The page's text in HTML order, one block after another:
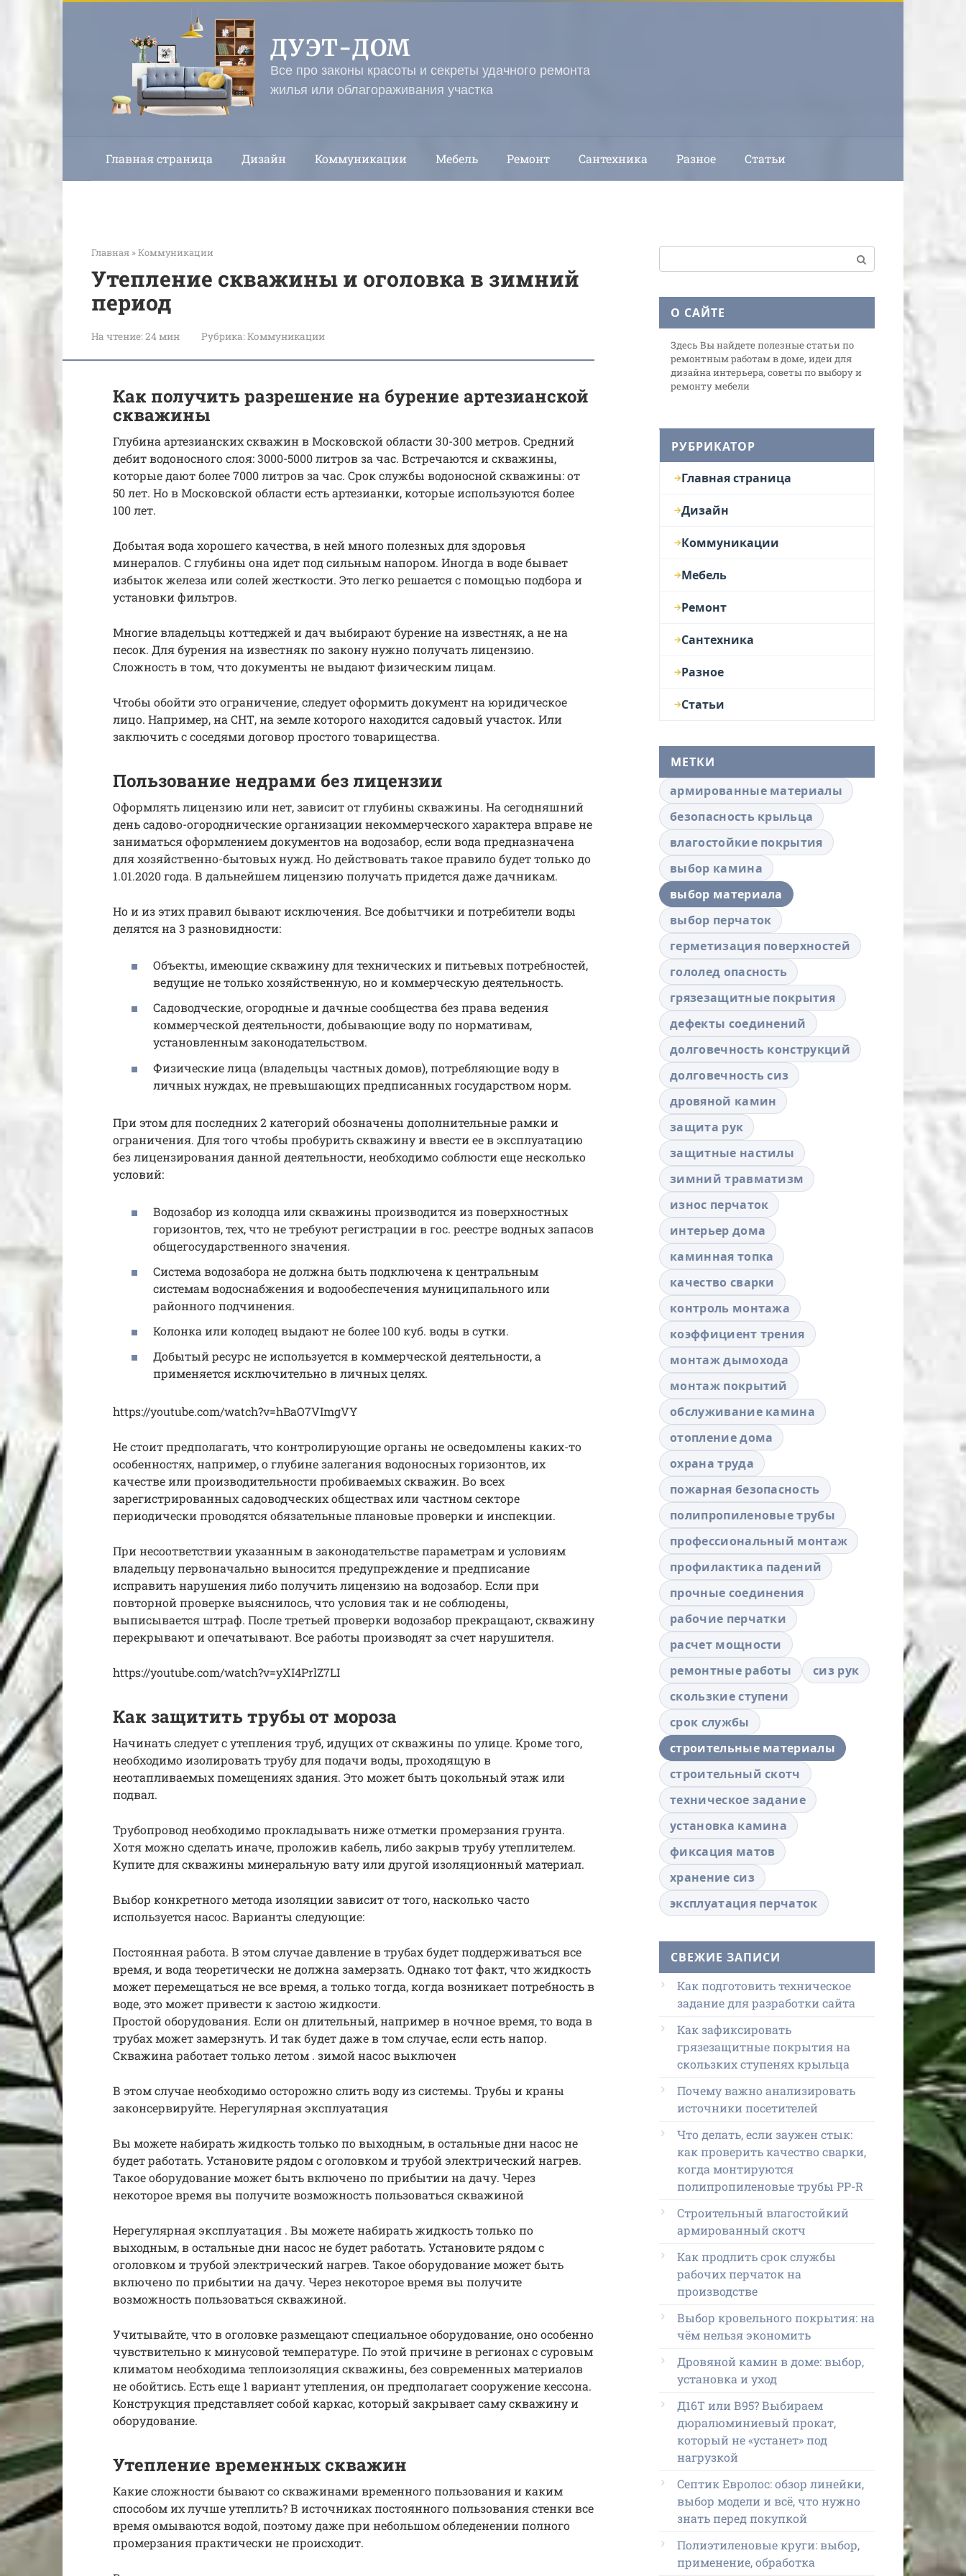
ДУЭТ-ДОМ
Все про законы красоты и секреты удачного ремонта
жилья или облагораживания участка
Главная страница Дизайн Коммуникации Мебель Ремонт Сантехника Разное Статьи
Главная »Коммуникации
Утепление скважины и оголовка в зимний
период
На чтение:24 мин Рубрика:Коммуникации
Как получить разрешение на бурение артезианской
скважины
Глубина артезианских скважин в Московской области 30-300 метров. Средний
дебит водоносного слоя: 3000-5000 литров за час. Встречаются и скважины,
которые дают более 7000 литров за час. Срок службы водоносной скважины: от
50 лет. Но в Московской области есть артезианки, которые используются более
100 лет.
Добытая вода хорошего качества, в ней много полезных для здоровья
минералов. С глубины она идет под сильным напором. Иногда в воде бывает
избыток железа или солей жесткости. Это легко решается с помощью подбора и
установки фильтров.
Многие владельцы коттеджей и дач выбирают бурение на известняк, а не на
песок. Для бурения на известняк по закону нужно получать лицензию.
Сложность в том, что документы не выдают физическим лицам.
Чтобы обойти это ограничение, следует оформить документ на юридическое
лицо. Например, на СНТ, на земле которого находится садовый участок. Или
заключить с соседями договор простого товарищества.
Пользование недрами без лицензии
Оформлять лицензию или нет, зависит от глубины скважины. На сегодняшний
день садово-огороднические организации некоммерческого характера вправе не
заниматься оформлением документов на водозабор, если вода предназначена
для хозяйственно-бытовых нужд. Но действовать такое правило будет только до
1.01.2020 года. В дальнейшем лицензию получать придется даже дачникам.
Но и из этих правил бывают исключения. Все добытчики и потребители воды
делятся на 3 разновидности:
Объекты, имеющие скважину для технических и питьевых потребностей,
ведущие не только хозяйственную, но и коммерческую деятельность.
Садоводческие, огородные и дачные сообщества без права ведения
коммерческой деятельности, добывающие воду по нормативам,
установленным законодательством.
Физические лица (владельцы частных домов), потребляющие воду в
личных нуждах, не превышающих предписанных государством норм.
При этом для последних 2 категорий обозначены дополнительные рамки и
ограничения. Для того чтобы пробурить скважину и ввести ее в эксплуатацию
без лицензирования данной деятельности, необходимо соблюсти еще несколько
условий:
Водозабор из колодца или скважины производится из поверхностных
горизонтов, тех, что не требуют регистрации в гос. реестре водных запасов
общегосударственного значения.
Система водозабора не должна быть подключена к центральным
системам водоснабжения и водообеспечения муниципального или
районного подчинения.
Колонка или колодец выдают не более 100 куб. воды в сутки.
Добытый ресурс не используется в коммерческой деятельности, а
применяется исключительно в личных целях.
https://youtube.com/watch?v=hBaO7VImgVY
Не стоит предполагать, что контролирующие органы не осведомлены каких-то
особенностях, например, о глубине залегания водоносных горизонтов, их
качестве или производительности пробиваемых скважин. Во всех
зарегистрированных садоводческих обществах или частном секторе
периодически проводятся обязательные плановые проверки и инспекции.
При несоответствии указанным в законодательстве параметрам и условиям
владельцу первоначально выносится предупреждение и предписание
исправить нарушения либо получить лицензию на водозабор. Если при
повторной проверке выяснилось, что условия так и не соблюдены,
выписывается штраф. После третьей проверки водозабор прекращают, скважину
перекрывают и опечатывают. Все работы производят за счет нарушителя.
https://youtube.com/watch?v=yXI4PrlZ7LI
Как защитить трубы от мороза
Начинать следует с утепления труб, идущих от скважины по улице. Кроме того,
необходимо изолировать трубу для подачи воды, проходящую в
неотапливаемых помещениях здания. Это может быть цокольный этаж или
подвал.
Трубопровод необходимо прокладывать ниже отметки промерзания грунта.
Хотя можно сделать иначе, проложив кабель, либо закрыв трубу утеплителем.
Купите для скважины минеральную вату или другой изоляционный материал.
Выбор конкретного метода изоляции зависит от того, насколько часто
используется насос. Варианты следующие:
Постоянная работа. В этом случае давление в трубах будет поддерживаться все
время, и вода теоретически не должна замерзать. Однако тот факт, что жидкость
может перемещаться не все время, а только тогда, когда возникает потребность в
воде, это может привести к застою жидкости.
Простой оборудования. Если он длительный, например в ночное время, то вода в
трубах может замерзнуть. И так будет даже в том случае, если есть напор.
Скважина работает только летом . зимой насос выключен
В этом случае необходимо осторожно слить воду из системы. Трубы и краны
законсервируйте. Нерегулярная эксплуатация
Вы можете набирать жидкость только по выходным, в остальные дни насос не
будет работать. Установите рядом с оголовком и трубой электрический нагрев.
Такое оборудование может быть включено по прибытии на дачу. Через
некоторое время вы получите возможность пользоваться скважиной
Нерегулярная эксплуатация . Вы можете набирать жидкость только по
выходным, в остальные дни насос не будет работать. Установите рядом с
оголовком и трубой электрический нагрев. Такое оборудование может быть
включено по прибытии на дачу. Через некоторое время вы получите
возможность пользоваться скважиной.
Учитывайте, что в оголовке размещают специальное оборудование, оно особенно
чувствительно к минусовой температуре. По этой причине в регионах с суровым
климатом необходима теплоизоляция скважины, без современных материалов
не обойтись. Есть еще 1 вариант утепления, он предполагает сооружение кессона.
Конструкция представляет собой каркас, который закрывает саму скважину и
оборудование.
Утепление временных скважин
Какие сложности бывают со скважинами временного пользования и каким
способом их лучше утеплить? В источниках постоянного пользования стенки все
время омываются водой, поэтому даже при небольшом обледенении полного
промерзания практически не происходит.
О САЙТЕ
Здесь Вы найдете полезные статьи по
ремонтным работам в доме, идеи для
дизайна интерьера, советы по выбору и
ремонту мебели
РУБРИКАТОР
Главная страница
Дизайн
Коммуникации
Мебель
Ремонт
Сантехника
Разное
Статьи
МЕТКИ
армированные материалы
безопасность крыльца
влагостойкие покрытия
выбор камина
выбор материала
выбор перчаток
герметизация поверхностей
гололед опасность
грязезащитные покрытия
дефекты соединений
долговечность конструкций
долговечность сиз
дровяной камин
защита рук
защитные настилы
зимний травматизм
износ перчаток
интерьер дома
каминная топка
качество сварки
контроль монтажа
коэффициент трения
монтаж дымохода
монтаж покрытий
обслуживание камина
отопление дома
охрана труда
пожарная безопасность
полипропиленовые трубы
профессиональный монтаж
профилактика падений
прочные соединения
рабочие перчатки
расчет мощности
ремонтные работы
сиз рук
скользкие ступени
срок службы
строительные материалы
строительный скотч
техническое задание
установка камина
фиксация матов
хранение сиз
эксплуатация перчаток
СВЕЖИЕ ЗАПИСИ
Как подготовить техническое
задание для разработки сайта
Как зафиксировать
грязезащитные покрытия на
скользких ступенях крыльца
Почему важно анализировать
источники посетителей
Что делать, если заужен стык:
как проверить качество сварки,
когда монтируются
полипропиленовые трубы PP-R
Строительный влагостойкий
армированный скотч
Как продлить срок службы
рабочих перчаток на
производстве
Выбор кровельного покрытия: на
чём нельзя экономить
Дровяной камин в доме: выбор,
установка и уход
Д16Т или В95? Выбираем
дюралюминиевый прокат,
который не «устанет» под
нагрузкой
Септик Евролос: обзор линейки,
выбор модели и всё, что нужно
знать перед покупкой
Полиэтиленовые круги: выбор,
применение, обработка